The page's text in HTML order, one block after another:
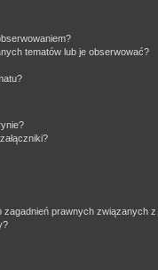
tematów lub je obserwować?
prawnych związanych